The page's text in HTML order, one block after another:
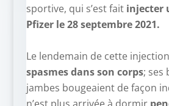
sportive, qui s’est fait injecter
Pfizer le 28 septembre 2021.
Le lendemain de cette
spasmes dans son corps; ses
jambes bougeaient de façon